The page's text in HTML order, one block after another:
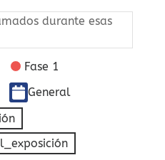
durante esas
Fase 1
General